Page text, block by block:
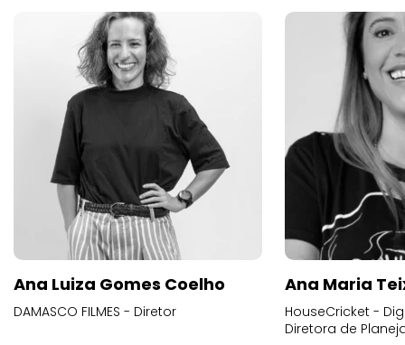
Ana Luiza Gomes Coelho
DAMASCO FILMES - Diretor
Ana Maria
HouseCricket -
Diretora de